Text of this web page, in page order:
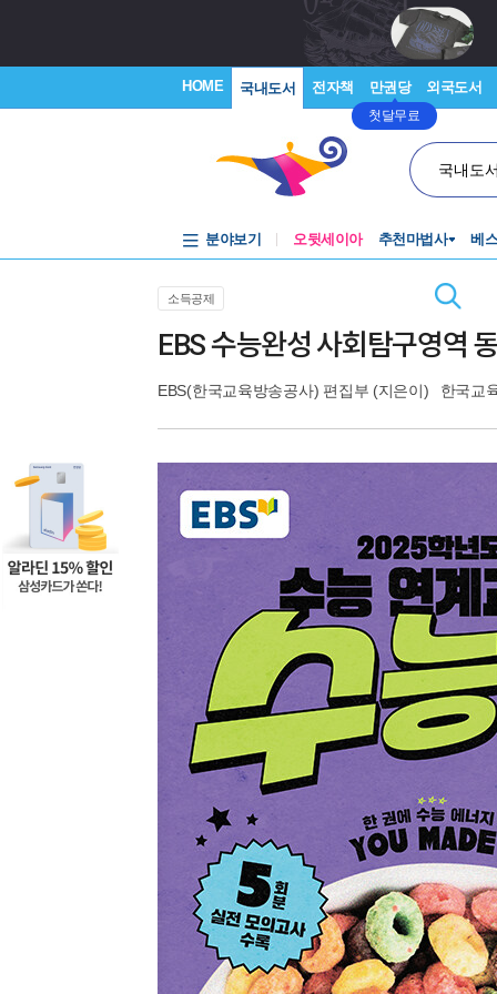
HOME 국내도서 전자책 만권당
첫달무료
외국도서
국내도
분야보기 오뒷세이아 추천마법사 베
소득공제
EBS 수능완성 사회탐구영역
EBS(한국교육방송공사) 편집부 (지은이) 한국교